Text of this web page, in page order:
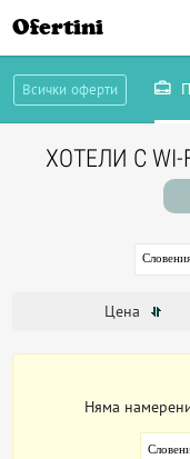
Ofertini
Всички оферти
ХОТЕЛИ С
Цена
Няма